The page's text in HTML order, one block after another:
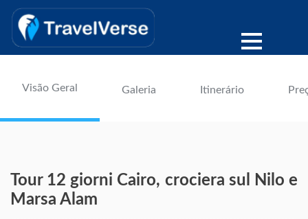
Visão Geral Galeria Itinerário
Tour 12 giorni Cairo, crociera sul Nilo e
Marsa Alam